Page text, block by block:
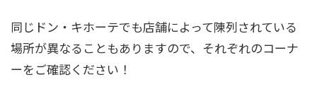
同じドン・キホーテでも店舗によって陳列されている
場所が異なることもありますので、それぞれのコーナ
ーをご確認ください！